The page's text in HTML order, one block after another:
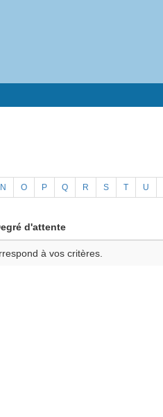
N O P Q R S T U
d'attente
à vos critères.